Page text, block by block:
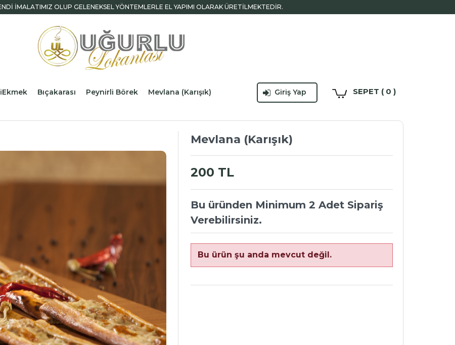
İMALATIMIZ OLUP GELENEKSEL YÖNTEMLERLE EL YAPIMI OLARAK ÜRETİLMEKTEDİR.
Bıçakarası Peynirli Börek Mevlana (Karışık) Giriş Yap SEPET ( 0 )
Mevlana (Karışık)
200 TL
Bu üründen Minimum 2 Adet Sipariş
Verebilirsiniz.
Bu ürün şu anda mevcut değil.